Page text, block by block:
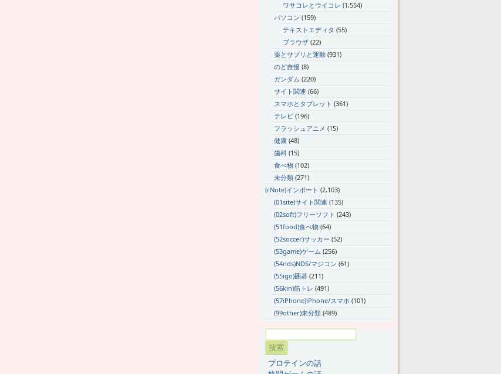
ワサコレとウイコレ (1,554)
パソコン (159)
テキストエディタ (55)
ブラウザ (22)
薬とサプリと運動 (931)
のど自慢 (8)
ガンダム (220)
サイト関連 (66)
スマホとタブレット (361)
テレビ (196)
フラッシュアニメ (15)
健康 (48)
歯科 (15)
食べ物 (102)
未分類 (271)
(rNote)インポート (2,103)
(01site)サイト関連 (135)
(02soft)フリーソフト (243)
(51food)食べ物 (64)
(52soccer)サッカー (52)
(53game)ゲーム (256)
(54nds)NDS/マジコン (61)
(55igo)囲碁 (211)
(56kin)筋トレ (491)
(57iPhone)iPhone/スマホ (101)
(99other)未分類 (489)
プロテインの話